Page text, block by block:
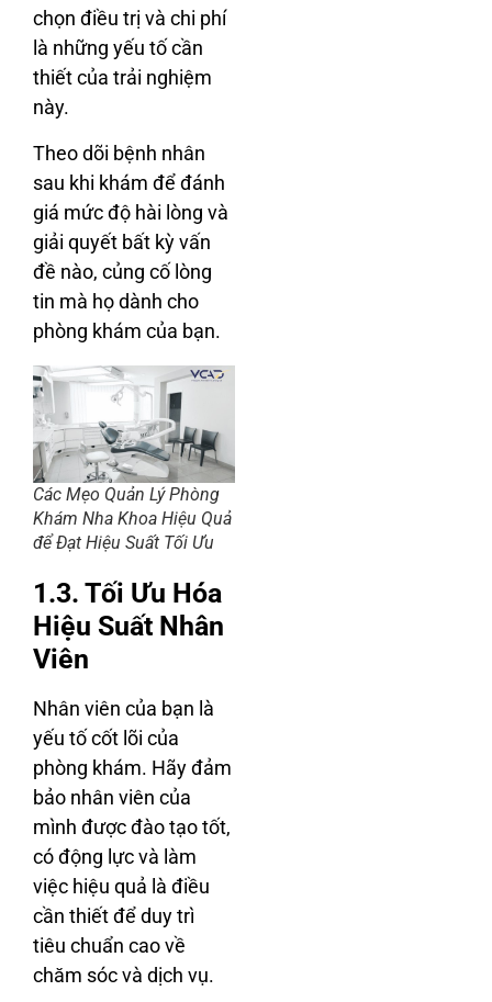
chọn điều trị và chi phí
là những yếu tố cần
thiết của trải nghiệm
này.
Theo dõi bệnh nhân
sau khi khám để đánh
giá mức độ hài lòng và
giải quyết bất kỳ vấn
đề nào, củng cố lòng
tin mà họ dành cho
phòng khám của bạn.
Các Mẹo Quản Lý Phòng
Khám Nha Khoa Hiệu Quả
để Đạt Hiệu Suất Tối Ưu
1.3. Tối Ưu Hóa
Hiệu Suất Nhân
Viên
Nhân viên của bạn là
yếu tố cốt lõi của
phòng khám. Hãy đảm
bảo nhân viên của
mình được đào tạo tốt,
có động lực và làm
việc hiệu quả là điều
cần thiết để duy trì
tiêu chuẩn cao về
chăm sóc và dịch vụ.